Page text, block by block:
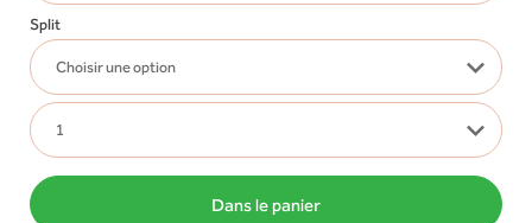
Split
Dans le panier